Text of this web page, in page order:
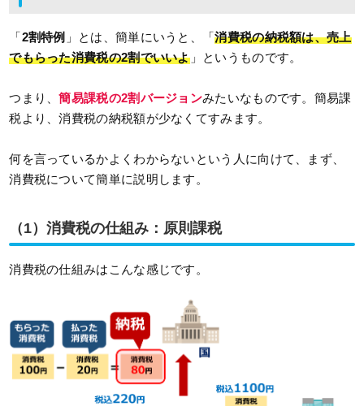
「2割特例 」とは、簡単にいうと、「消費税の納税額は、売上
でもらった消費税の2割でいいよ」というものです。
つまり、簡易課税の2割バージョンみたいなものです。簡易課
税より、消費税の納税額が少なくてすみます。
何を言っているかよくわからないという人に向けて、まず、
消費税について簡単に説明します。
（1）消費税の仕組み：原則課税
消費税の仕組みはこんな感じです。